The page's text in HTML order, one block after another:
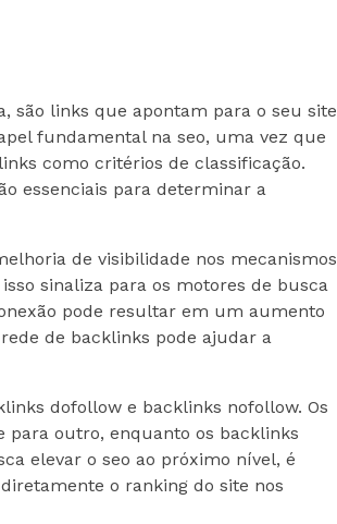
são links que apontam para o seu site
fundamental na seo, uma vez que
como critérios de classificação.
essenciais para determinar a
de visibilidade nos mecanismos
sinaliza para os motores de busca
pode resultar em um aumento
de backlinks pode ajudar a
dofollow e backlinks nofollow. Os
outro, enquanto os backlinks
elevar o seo ao próximo nível, é
o ranking do site nos